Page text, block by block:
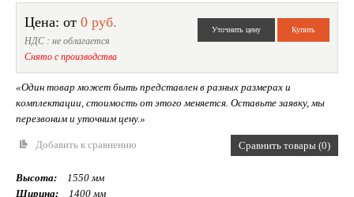
Цена: от 0 руб.
НДС : не облагается
Снято с производства
«Один товар может быть представлен в разных размерах и
комплектации, стоимость от этого меняется. Оставьте заявку, мы
перезвоним и уточним цену.»
Добавить к сравнению Сравнить товары (0)
Высота:
1550 мм
Ширина:
1400 мм